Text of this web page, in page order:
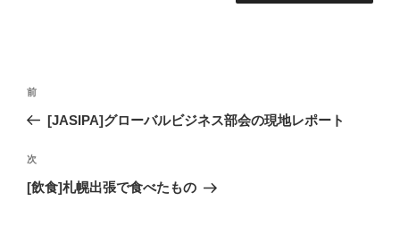
投
ビ
ゲ
過
去
投
稿
前
[JASIPA]グローバルビジネス部会の現地レポート
次
の
次
[飲食]札幌出張で食べたもの